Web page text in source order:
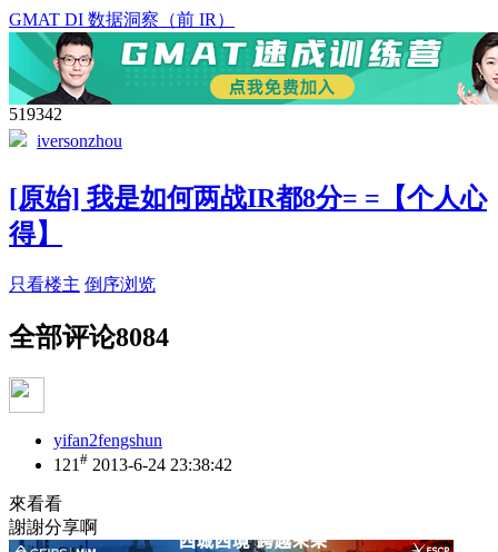
GMAT DI 数据洞察（前 IR）
519342
iversonzhou
[原始] 我是如何两战IR都8分= =【个人心
得】
只看楼主 倒序浏览
全部评论8084
yifan2fengshun
121 # 2013-6-24 23:38:42
來看看
謝謝分享啊